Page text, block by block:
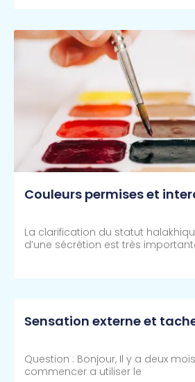
Couleurs permises et
La clarification du statut
d’une sécrétion est très
Sensation externe et
Question : Bonjour, Il y a deux
commencer a utiliser le